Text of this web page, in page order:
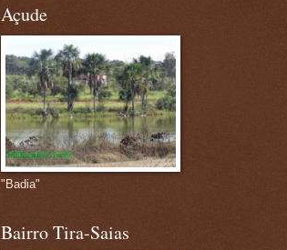
Açude
"Badia"
Bairro Tira-Saias